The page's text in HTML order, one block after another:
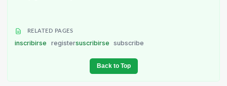
RELATED PAGES
inscribirse registersuscribirse subscribe
Back to Top